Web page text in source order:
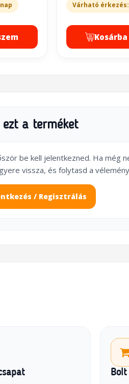
Várható érkezés:
ezt a terméket
be kell jelentkezned. Ha még
vissza, és folytasd a
/ Regisztrálás
Bolt